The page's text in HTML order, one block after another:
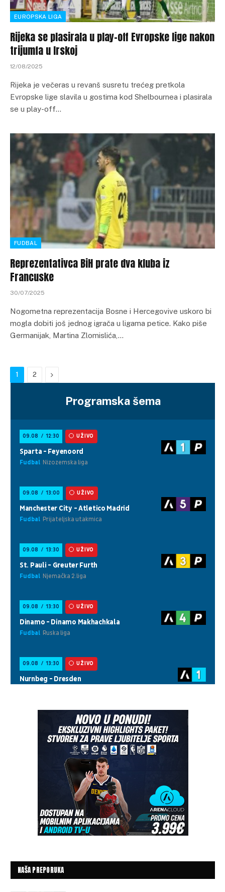
EUROPSKA LIGA
Rijeka se plasirala u play-off Evropske lige nakon
trijumfa u Irskoj
12/08/2025
Rijeka je večeras u revanš susretu trećeg pretkola
Evropske lige slavila u gostima kod Shelbournea i plasirala
se u play-off…
FUDBAL
Reprezentativca BiH prate dva kluba iz
Francuske
30/07/2025
Nogometna reprezentacija Bosne i Hercegovive uskoro bi
mogla dobiti još jednog igrača u ligama petice. Kako piše
Germanijak, Martina Zlomislića,…
1 2 Next
Programska šema
NAŠA PREPORUKA